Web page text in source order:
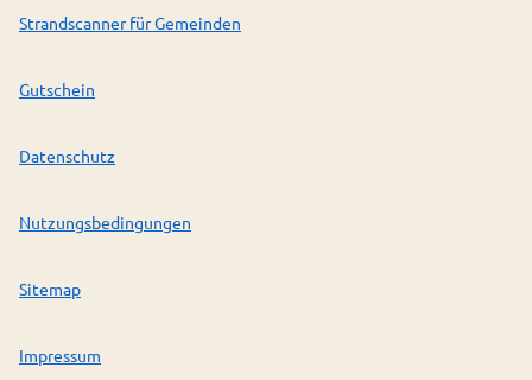
Strandscanner für Gemeinden
Gutschein
Datenschutz
Nutzungsbedingungen
Sitemap
Impressum